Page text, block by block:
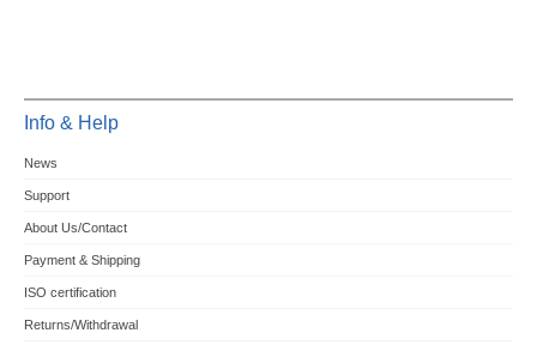
Info & Help
News
Support
About Us/Contact
Payment & Shipping
ISO certification
Returns/Withdrawal